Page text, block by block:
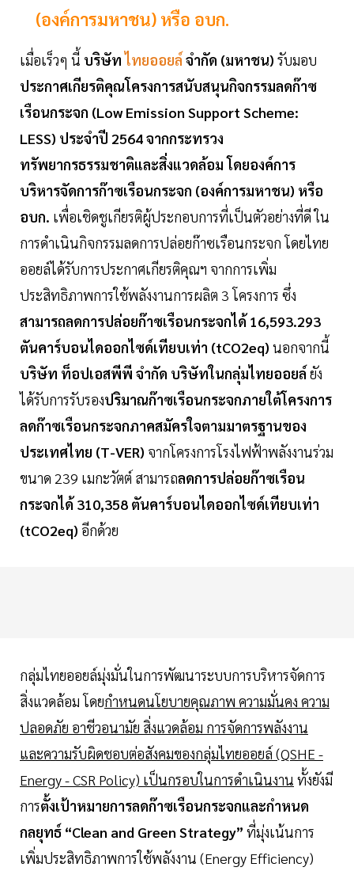
(องค์การมหาชน) หรือ อบก.
เมื่อเร็วๆ นี้ บริษัทไทยออยล์ จำกัด (มหาชน) รับมอบ
ประกาศเกียรติคุณโครงการสนับสนุนกิจกรรมลดก๊าซ
เรือนกระจก (Low Emission Support Scheme:
LESS) ประจำปี 2564 จากกระทรวง
ทรัพยากรธรรมชาติและสิ่งแวดล้อม โดยองค์การ
บริหารจัดการก๊าซเรือนกระจก (องค์การมหาชน) หรือ
อบก. เพื่อเชิดชูเกียรติผู้ประกอบการที่เป็นตัวอย่างที่ดี ใน
การดำเนินกิจกรรมลดการปล่อยก๊าซเรือนกระจก โดยไทย
ออยล์ได้รับการประกาศเกียรติคุณฯ จากการเพิ่ม
ประสิทธิภาพการใช้พลังงานการผลิต 3 โครงการ ซึ่ง
สามารถลดการปล่อยก๊าซเรือนกระจกได้ 16,593.293
ตันคาร์บอนไดออกไซด์เทียบเท่า (tCO2eq) นอกจากนี้
บริษัท ท็อปเอสพีพี จํากัด บริษัทในกลุ่มไทยออยล์ ยัง
ได้รับการรับรองปริมาณก๊าซเรือนกระจกภายใต้โครงการ
ลดก๊าซเรือนกระจกภาคสมัครใจตามมาตรฐานของ
ประเทศไทย (T-VER) จากโครงการโรงไฟฟ้าพลังงานร่วม
ขนาด 239 เมกะวัตต์ สามารถลดการปล่อยก๊าซเรือน
กระจกได้ 310,358 ตันคาร์บอนไดออกไซด์เทียบเท่า
(tCO2eq) อีกด้วย
กลุ่มไทยออยล์มุ่งมั่นในการพัฒนาระบบการบริหารจัดการ
สิ่งแวดล้อม โดยกำหนดนโยบายคุณภาพ ความมั่นคง ความ
ปลอดภัย อาชีวอนามัย สิ่งแวดล้อม การจัดการพลังงาน
และความรับผิดชอบต่อสังคมของกลุ่มไทยออยล์ (QSHE -
Energy - CSR Policy) เป็นกรอบในการดำเนินงาน ทั้งยังมี
การตั้งเป้าหมายการลดก๊าซเรือนกระจกและกำหนด
กลยุทธ์ “Clean and Green Strategy” ที่มุ่งเน้นการ
เพิ่มประสิทธิภาพการใช้พลังงาน (Energy Efficiency)